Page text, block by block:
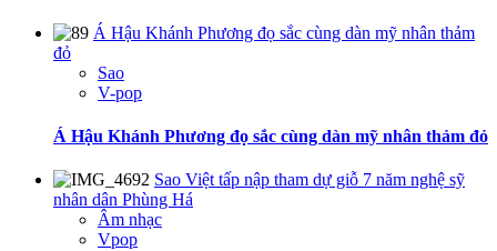
Á Hậu Khánh Phương đọ sắc cùng dàn mỹ nhân thảm
đỏ
Sao
V-pop
Á Hậu Khánh Phương đọ sắc cùng dàn mỹ nhân thảm đỏ
Sao Việt tấp nập tham dự giỗ 7 năm nghệ sỹ
nhân dân Phùng Há
Âm nhạc
Vpop